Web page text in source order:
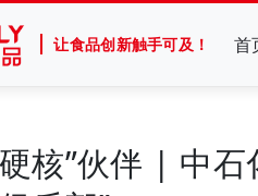
让食品创新触手可及！ 首
核”伙伴 | 中